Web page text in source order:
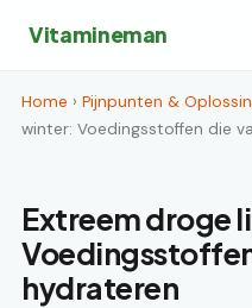
Vitamineman
Home › Pijnpunten &
winter: Voedingsstoffen die
Extreem droge
hydrateren